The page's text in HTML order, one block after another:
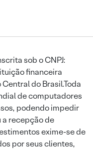
sob o CNPJ:
financeira
do Brasil.Toda
de computadores
podendo impedir
a recepção de
exime-se de
por seus clientes,